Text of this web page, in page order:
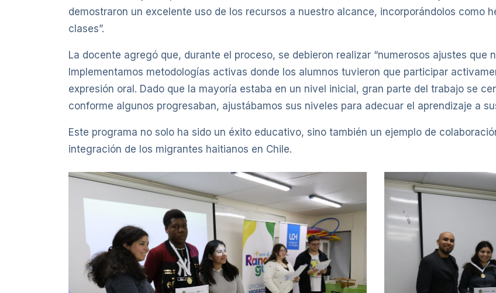
demostraron un excelente uso de los recursos a nuestro alcance, incorporándolos como
clases”.
La docente agregó que, durante el proceso, se debieron realizar “numerosos ajustes que
Implementamos metodologías activas donde los alumnos tuvieron que participar
expresión oral. Dado que la mayoría estaba en un nivel inicial, gran parte del trabajo se
conforme algunos progresaban, ajustábamos sus niveles para adecuar el aprendizaje a
Este programa no solo ha sido un éxito educativo, sino también un ejemplo de
integración de los migrantes haitianos en Chile.